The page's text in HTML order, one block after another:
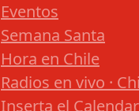
Eventos
Semana Santa
Hora en Chile
Radios en vivo ·
Inserta el